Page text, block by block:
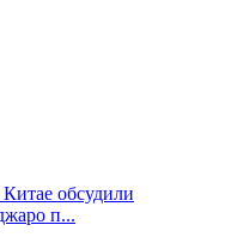
обсудили
п...